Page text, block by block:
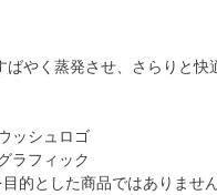
やく蒸発させ、さらりと快
ッシュロゴ
ラフィック
的とした商品ではありませ